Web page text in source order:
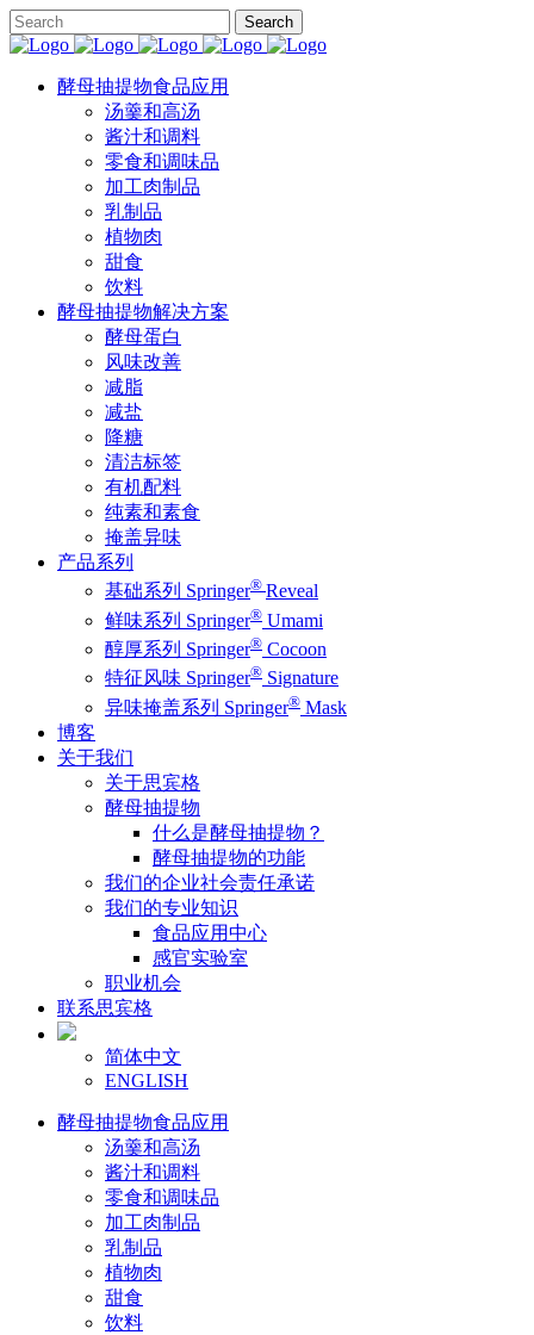
酵母抽提物食品应用
汤羹和高汤
酱汁和调料
零食和调味品
加工肉制品
乳制品
植物肉
甜食
饮料
酵母抽提物解决方案
酵母蛋白
风味改善
减脂
减盐
降糖
清洁标签
有机配料
纯素和素食
掩盖异味
产品系列
基础系列 Springer® Reveal
鲜味系列 Springer® Umami
醇厚系列 Springer® Cocoon
特征风味 Springer® Signature
异味掩盖系列 Springer® Mask
博客
关于我们
关于思宾格
酵母抽提物
什么是酵母抽提物？
酵母抽提物的功能
我们的企业社会责任承诺
我们的专业知识
食品应用中心
感官实验室
职业机会
联系思宾格
简体中文
ENGLISH
酵母抽提物食品应用
汤羹和高汤
酱汁和调料
零食和调味品
加工肉制品
乳制品
植物肉
甜食
饮料